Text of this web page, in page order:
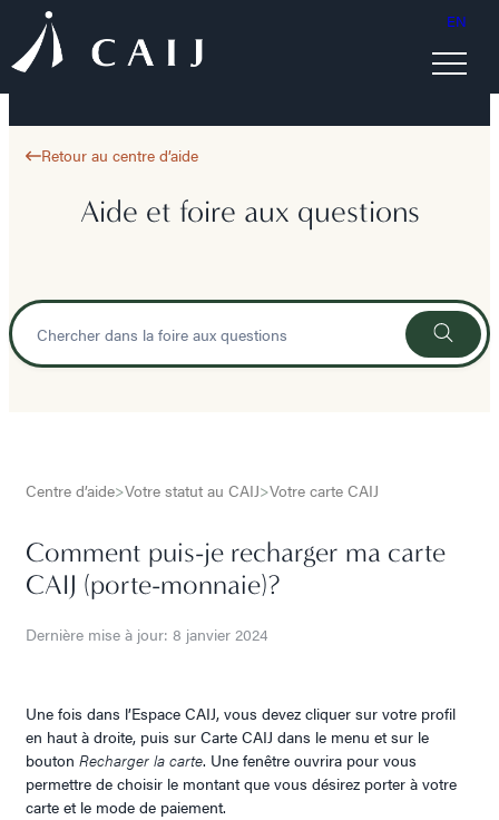
EN
Retour au centre d’aide
Aide et foire aux questions
Centre d’aide>Votre statut au CAIJ>Votre carte CAIJ
Comment puis-je recharger ma carte
CAIJ (porte-monnaie)?
Dernière mise à jour: 8 janvier 2024
Une fois dans l’Espace CAIJ, vous devez cliquer sur votre profil
en haut à droite, puis sur Carte CAIJ dans le menu et sur le
bouton Recharger la carte. Une fenêtre ouvrira pour vous
permettre de choisir le montant que vous désirez porter à votre
carte et le mode de paiement.